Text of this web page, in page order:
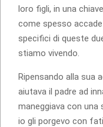
loro figli, in una
come spesso
specifici di queste
stiamo vivendo.
Ripensando alla sua
aiutava il padre ad
maneggiava con una
io gli porgevo con